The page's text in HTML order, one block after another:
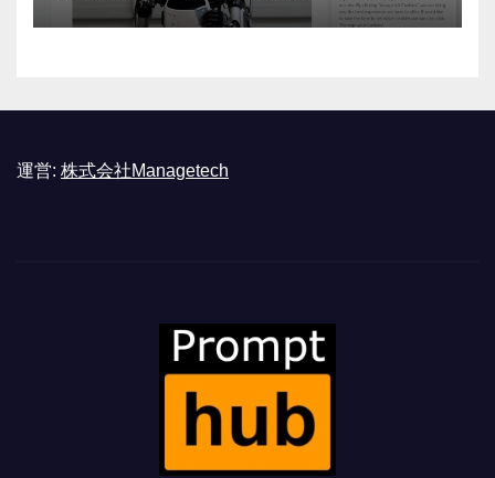
運営: 株式会社Managetech